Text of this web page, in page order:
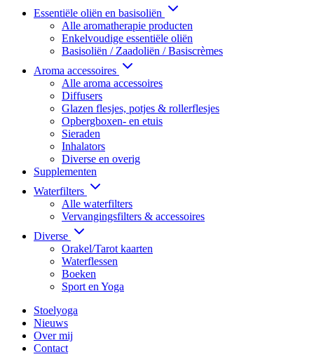
Essentiële oliën en basisoliën
Alle aromatherapie producten
Enkelvoudige essentiële oliën
Basisoliën / Zaadoliën / Basiscrèmes
Aroma accessoires
Alle aroma accessoires
Diffusers
Glazen flesjes, potjes & rollerflesjes
Opbergboxen- en etuis
Sieraden
Inhalators
Diverse en overig
Supplementen
Waterfilters
Alle waterfilters
Vervangingsfilters & accessoires
Diverse
Orakel/Tarot kaarten
Waterflessen
Boeken
Sport en Yoga
Stoelyoga
Nieuws
Over mij
Contact